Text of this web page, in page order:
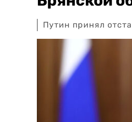
Путин принял